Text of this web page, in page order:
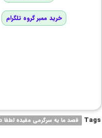
خرید ممبر گروه تلگرام
Tags قصد ما یه سرگرمی مفیده لطفا